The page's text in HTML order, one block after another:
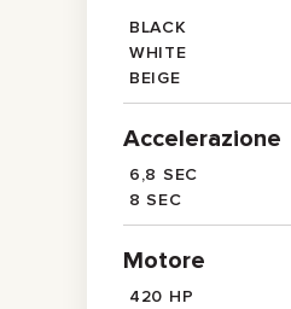
BLACK
WHITE
BEIGE
Accelerazione
6,8 SEC
8 SEC
Motore
420 HP